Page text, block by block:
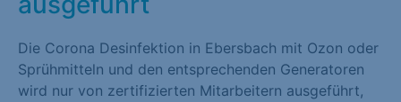
Die Corona Desinfektion in Ebersbach mit Ozon oder
Sprühmitteln und den entsprechenden Generatoren
wird nur von zertifizierten Mitarbeitern ausgeführt,